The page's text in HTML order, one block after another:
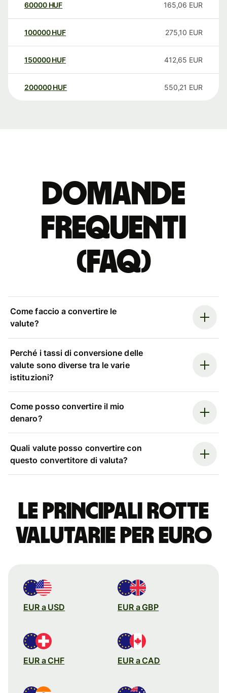
60000 HUF 165,06 EUR
100000 HUF 275,10 EUR
150000 HUF 412,65 EUR
200000 HUF 550,21 EUR
Domande
Frequenti
(FAQ)
Come faccio a convertire le
valute?
Perché i tassi di conversione delle
valute sono diverse tra le varie
istituzioni?
Come posso convertire il mio
denaro?
Quali valute posso convertire con
questo convertitore di valuta?
Le principali rotte
valutarie per euro
EUR a USD EUR a GBP
EUR a CHF EUR a CAD